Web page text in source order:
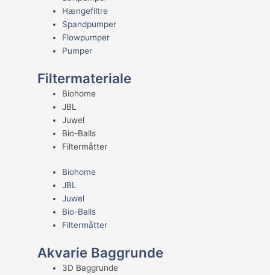
Hængefiltre
Spandpumper
Flowpumper
Pumper
Filtermateriale
Biohome
JBL
Juwel
Bio-Balls
Filtermåtter
Biohome
JBL
Juwel
Bio-Balls
Filtermåtter
Akvarie Baggrunde
3D Baggrunde